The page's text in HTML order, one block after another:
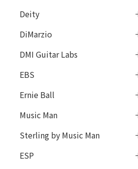
Deity
DiMarzio
DMI Guitar Labs
EBS
Ernie Ball
Music Man
Sterling by Music Man
ESP